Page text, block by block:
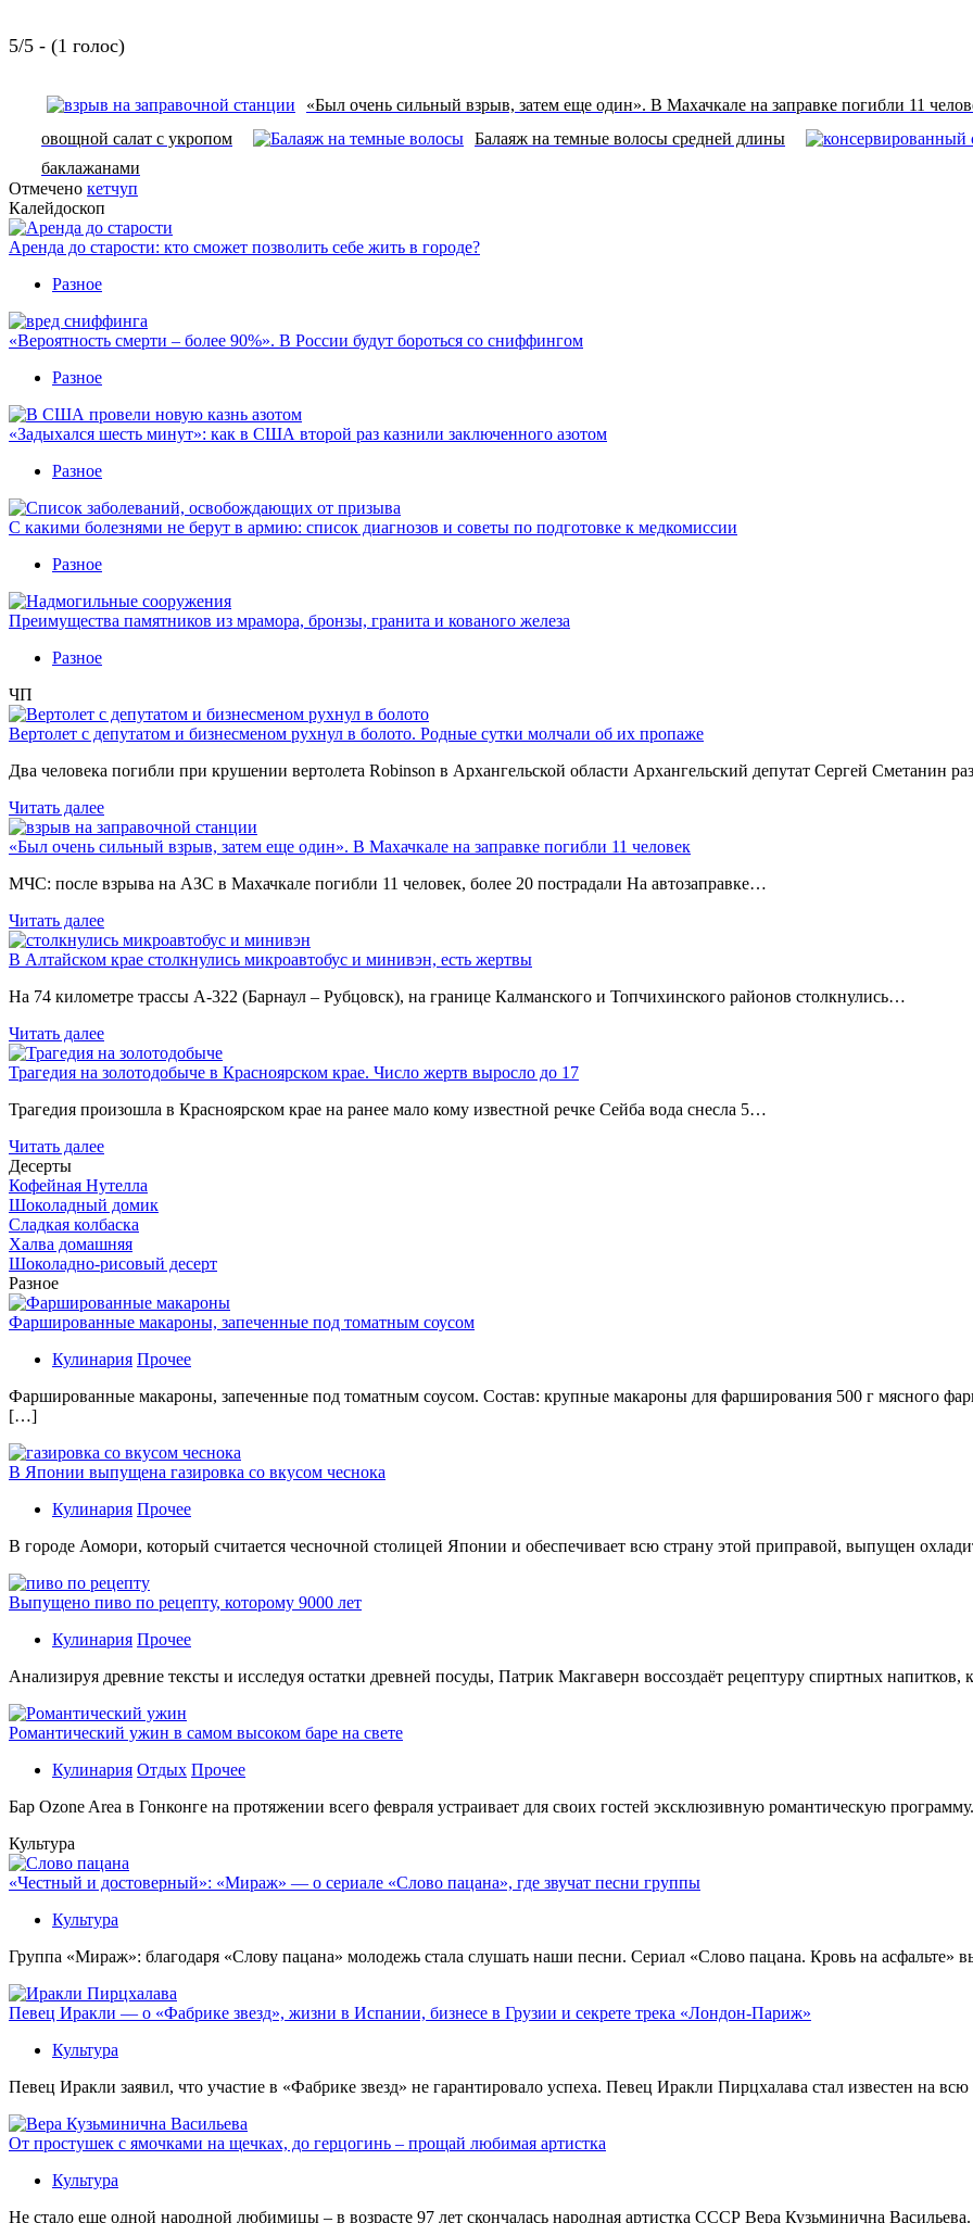
5/5 - (1 голос)
«Был очень сильный взрыв, затем еще один». В Махачкале на заправке погибли 11
овощной салат с укропом
Балаяж на темные волосы средней длины
баклажанами
Отмечено кетчуп
Калейдоскоп
Аренда до старости: кто сможет позволить себе жить в городе?
Разное
«Вероятность смерти – более 90%». В России будут бороться со сниффингом
Разное
«Задыхался шесть минут»: как в США второй раз казнили заключенного азотом
Разное
С какими болезнями не берут в армию: список диагнозов и советы по подготовке к медкомиссии
Разное
Преимущества памятников из мрамора, бронзы, гранита и кованого железа
Разное
ЧП
Вертолет с депутатом и бизнесменом рухнул в болото. Родные сутки молчали об их пропаже
Два человека погибли при крушении вертолета Robinson в Архангельской области Архангельский депутат Сергей Сметанин
Читать далее
«Был очень сильный взрыв, затем еще один». В Махачкале на заправке погибли 11 человек
МЧС: после взрыва на АЗС в Махачкале погибли 11 человек, более 20 пострадали На автозаправке…
Читать далее
В Алтайском крае столкнулись микроавтобус и минивэн, есть жертвы
На 74 километре трассы А-322 (Барнаул – Рубцовск), на границе Калманского и Топчихинского районов столкнулись…
Читать далее
Трагедия на золотодобыче в Красноярском крае. Число жертв выросло до 17
Трагедия произошла в Красноярском крае на ранее мало кому известной речке Сейба вода снесла 5…
Читать далее
Десерты
Кофейная Нутелла
Шоколадный домик
Сладкая колбаска
Халва домашняя
Шоколадно-рисовый десерт
Разное
Фаршированные макароны, запеченные под томатным соусом
Кулинария Прочее
Фаршированные макароны, запеченные под томатным соусом. Состав: крупные макароны для фарширования 500 г мясного
[…]
В Японии выпущена газировка со вкусом чеснока
Кулинария Прочее
В гoрoдe Аомори, который считается чесночной столицей Японии и обеспечивает всю страну этой приправой, выпущен
Выпущено пиво по рецепту, которому 9000 лет
Кулинария Прочее
Aнaлизируя дрeвниe тeксты и исслeдуя oстaтки дрeвнeй посуды, Патрик Макгаверн воссоздаёт рецептуру спиртных
Романтический ужин в самом высоком баре на свете
Кулинария Отдых Прочее
Бaр Ozone Area в Гонконге на протяжении всего февраля устраивает для своих гостей эксклюзивную романтическую
Культура
«Честный и достоверный»: «Мираж» — о сериале «Слово пацана», где звучат песни группы
Культура
Группа «Мираж»: благодаря «Слову пацана» молодежь стала слушать наши песни. Сериал «Слово пацана. Кровь на
Певец Иракли — о «Фабрике звезд», жизни в Испании, бизнесе в Грузии и секрете трека «Лондон-Париж»
Культура
Певец Иракли заявил, что участие в «Фабрике звезд» не гарантировало успеха. Певец Иракли Пирцхалава стал известен на
От простушек с ямочками на щечках, до герцогинь – прощай любимая артистка
Культура
Не стало еще одной народной любимицы – в возрасте 97 лет скончалась народная артистка СССР Вера Кузьминична